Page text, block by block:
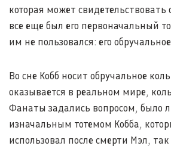
которая может свидетельствовать
все еще был его первоначальный
им не пользовался: его
Во сне Кобб носит обручальное
оказывается в реальном мире,
Фанаты задались вопросом, было
изначальным тотемом Кобба,
использовал после смерти Мэл,